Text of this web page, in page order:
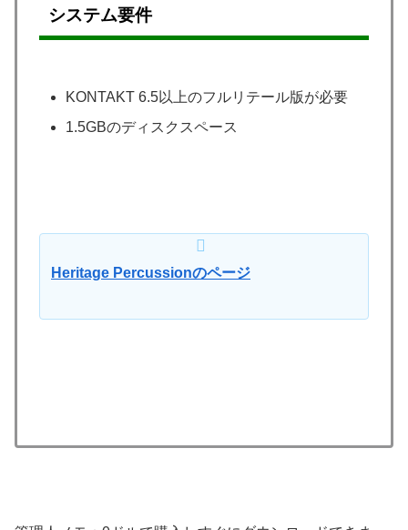
システム要件
KONTAKT 6.5以上のフルリテール版が必要
1.5GBのディスクスペース
Heritage Percussionのページ